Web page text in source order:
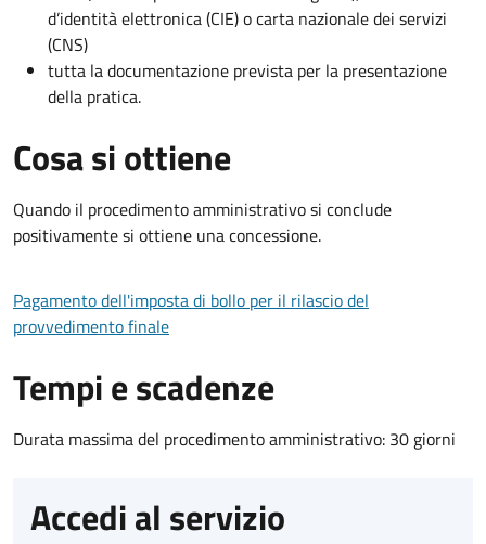
d’identità elettronica (CIE) o carta nazionale dei servizi
(CNS)
tutta la documentazione prevista per la presentazione
della pratica.
Cosa si ottiene
Quando il procedimento amministrativo si conclude
positivamente si ottiene una concessione.
Pagamento dell'imposta di bollo per il rilascio del
provvedimento finale
Tempi e scadenze
Durata massima del procedimento amministrativo: 30 giorni
Accedi al servizio